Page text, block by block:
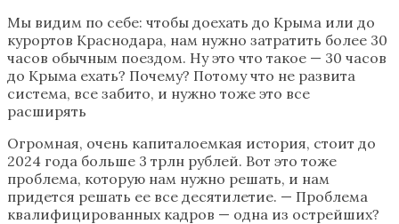
Мы видим по себе: чтобы доехать до Крыма или до
курортов Краснодара, нам нужно затратить более 30
часов обычным поездом. Ну это что такое — 30 часов
до Крыма ехать? Почему? Потому что не развита
система, все забито, и нужно тоже это все
расширять
Огромная, очень капиталоемкая история, стоит до
2024 года больше 3 трлн рублей. Вот это тоже
проблема, которую нам нужно решать, и нам
придется решать ее все десятилетие. — Проблема
квалифицированных кадров — одна из острейших?